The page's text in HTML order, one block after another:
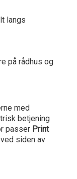
langs
på rådhus og
med
betjening
passer Print
siden av